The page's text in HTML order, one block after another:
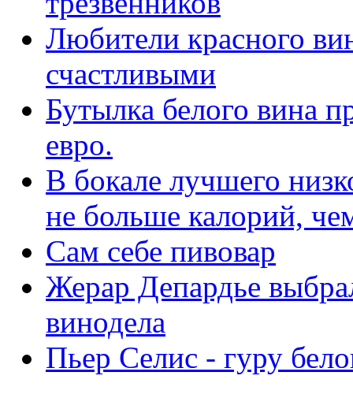
Любители красного
счастливыми
Бутылка белого вина
евро.
В бокале лучшего
не больше калорий,
Сам себе пивовар
Жерар Депардье
винодела
Пьер Селис - гуру